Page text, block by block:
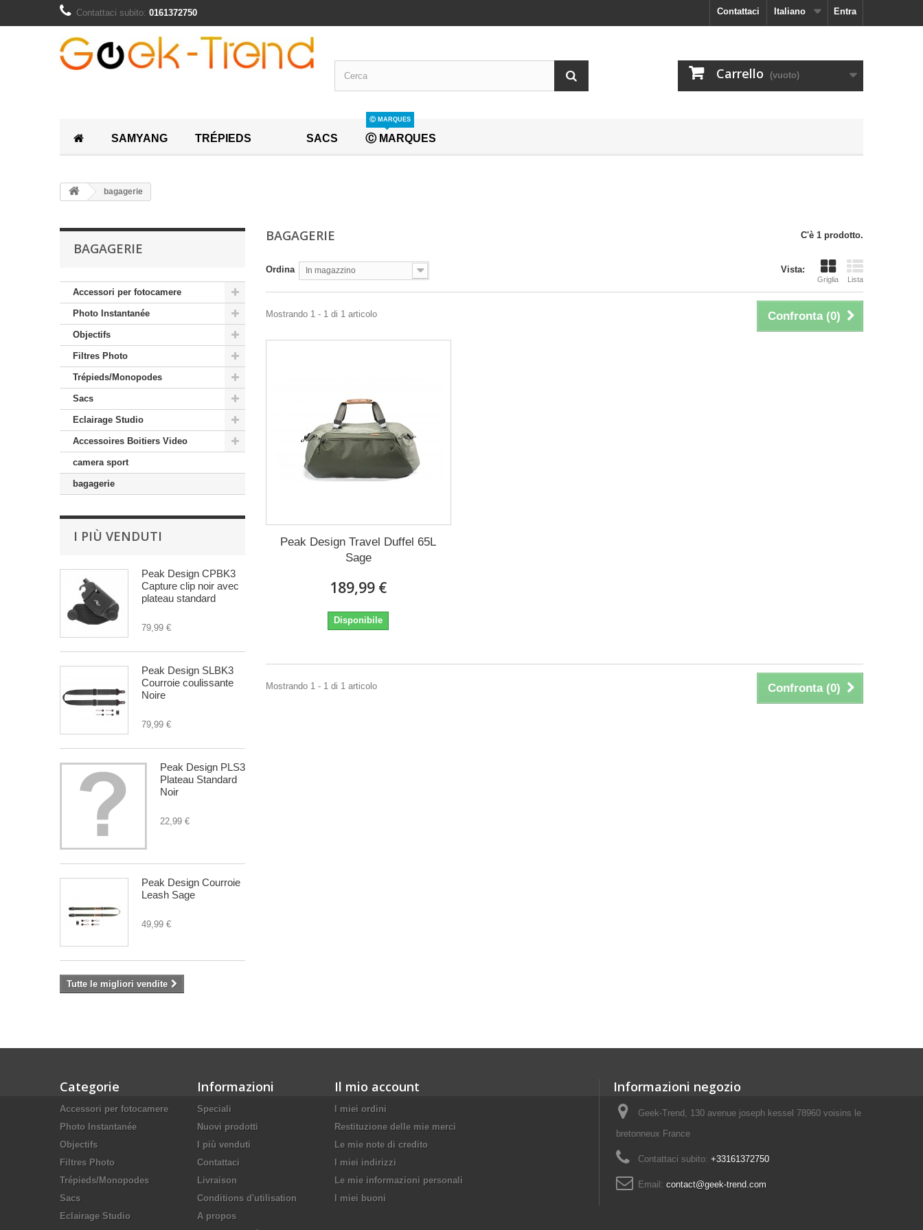
Entra
Italiano
Contattaci
Contattaci subito: 0161372750
Carrello (vuoto)
SAMYANG TRÉPIEDS SACS Ⓒ MARQUES
Ⓒ MARQUES
bagagerie
BAGAGERIE
Accessori per fotocamere
Photo Instantanée
Objectifs
Filtres Photo
Trépieds/Monopodes
Sacs
Eclairage Studio
Accessoires Boitiers Video
camera sport
bagagerie
I PIÙ VENDUTI
Peak Design CPBK3
Capture clip noir avec
plateau standard
79,99 €
Peak Design SLBK3
Courroie coulissante
Noire
79,99 €
Peak Design PLS3
Plateau Standard
Noir
22,99 €
Peak Design Courroie
Leash Sage
49,99 €
Tutte le migliori vendite
BAGAGERIE C'è 1 prodotto.
Vista:
Griglia Lista
Ordina In magazzino
Confronta (0)
Mostrando 1 - 1 di 1 articolo
Peak Design Travel Duffel 65L
Sage
189,99 €
Disponibile
Confronta (0)
Mostrando 1 - 1 di 1 articolo
Categorie
Accessori per fotocamere
Photo Instantanée
Objectifs
Filtres Photo
Trépieds/Monopodes
Sacs
Eclairage Studio
Informazioni
Speciali
Nuovi prodotti
I più venduti
Contattaci
Livraison
Conditions d'utilisation
A propos
Il mio account
I miei ordini
Restituzione delle mie merci
Le mie note di credito
I miei indirizzi
Le mie informazioni personali
I miei buoni
Informazioni negozio
Geek-Trend, 130 avenue joseph kessel 78960 voisins le
bretonneux France
Contattaci subito: +33161372750
Email: contact@geek-trend.com